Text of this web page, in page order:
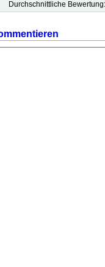
Durchschnittliche